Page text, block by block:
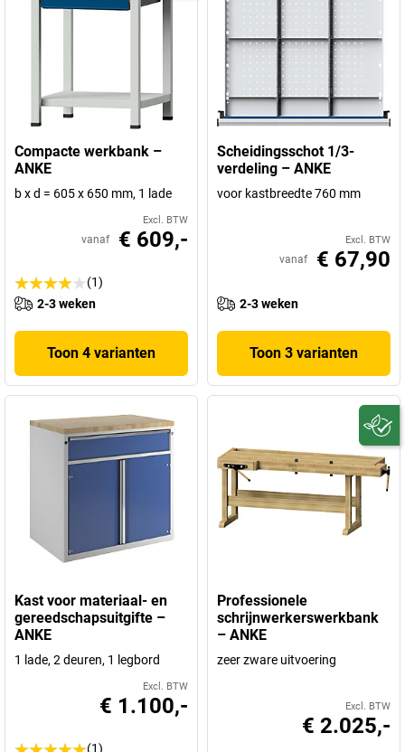
Compacte werkbank –
ANKE
b x d = 605 x 650 mm, 1 lade
Excl. BTW
vanaf € 609,-
(1)
2-3 weken
Toon 4 varianten
Scheidingsschot 1/3-
verdeling – ANKE
voor kastbreedte 760 mm
Excl. BTW
vanaf € 67,90
2-3 weken
Toon 3 varianten
Kast voor materiaal- en
gereedschapsuitgifte –
ANKE
1 lade, 2 deuren, 1 legbord
Excl. BTW
€ 1.100,-
(1)
Professionele
schrijnwerkerswerkbank
– ANKE
zeer zware uitvoering
Excl. BTW
€ 2.025,-